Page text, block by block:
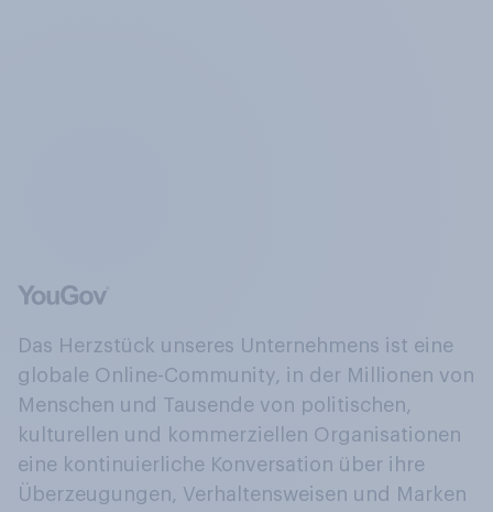
Das Herzstück unseres Unternehmens ist eine
globale Online-Community, in der Millionen von
Menschen und Tausende von politischen,
kulturellen und kommerziellen Organisationen
eine kontinuierliche Konversation über ihre
Überzeugungen, Verhaltensweisen und Marken